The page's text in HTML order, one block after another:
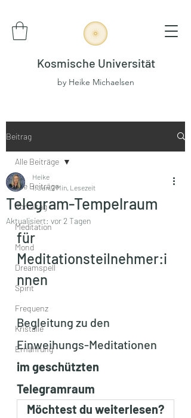
Kosmische Universität
by Heike Michaelsen
Beitrag
Alle Beiträge
Portaltag
Meditation
Mond
Dreamspell
Spirit
Frequenz
Kristalle
Ernährung
Alle Beiträge
Telegram-Tempelraum
Heike
1. Jan.2 Min. Lesezeit
Aktualisiert: vor 2 Tagen
für
Meditationsteilnehmer:i
nnen
Begleitung zu den
Einweihungs-Meditationen
im geschützten
Telegramraum
Möchtest du weiterlesen?